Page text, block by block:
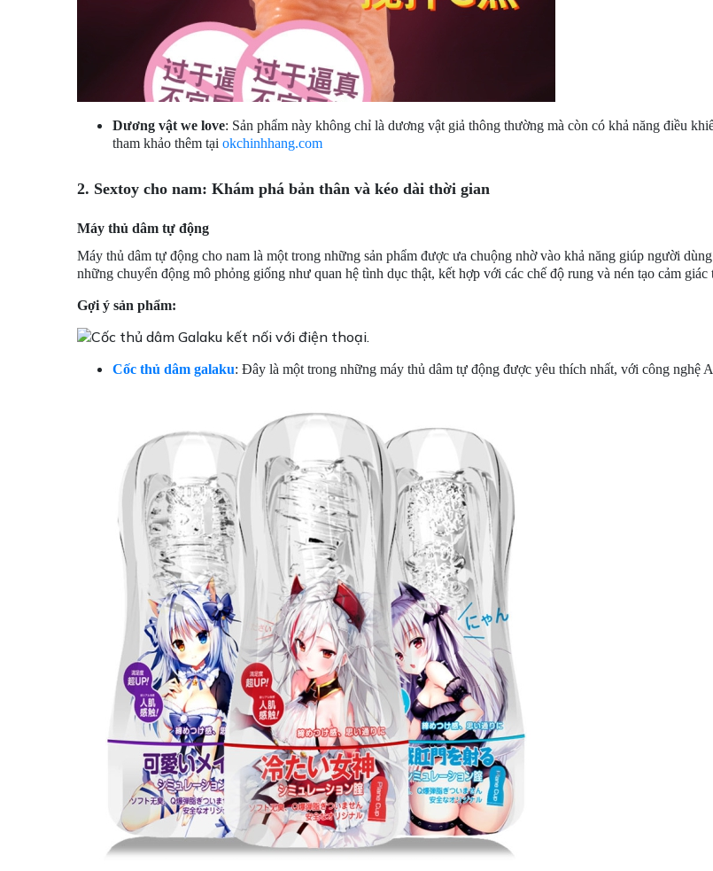
Dương vật we love: Sản phẩm này không chỉ là dương vật giả thông thường mà còn có khả năng điều
tham khảo thêm tại okchinhhang.com
2. Sextoy cho nam: Khám phá bản thân và kéo dài thời gian
Máy thủ dâm tự động
Máy thủ dâm tự động cho nam là một trong những sản phẩm được ưa chuộng nhờ vào khả năng giúp người
những chuyển động mô phỏng giống như quan hệ tình dục thật, kết hợp với các chế độ rung và nén tạo cảm giác
Gợi ý sản phẩm:
Cốc thủ dâm galaku: Đây là một trong những máy thủ dâm tự động được yêu thích nhất, với công nghệ